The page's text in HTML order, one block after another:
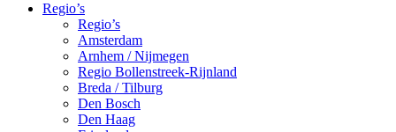
Regio’s
Regio’s
Amsterdam
Arnhem / Nijmegen
Regio Bollenstreek-Rijnland
Breda / Tilburg
Den Bosch
Den Haag